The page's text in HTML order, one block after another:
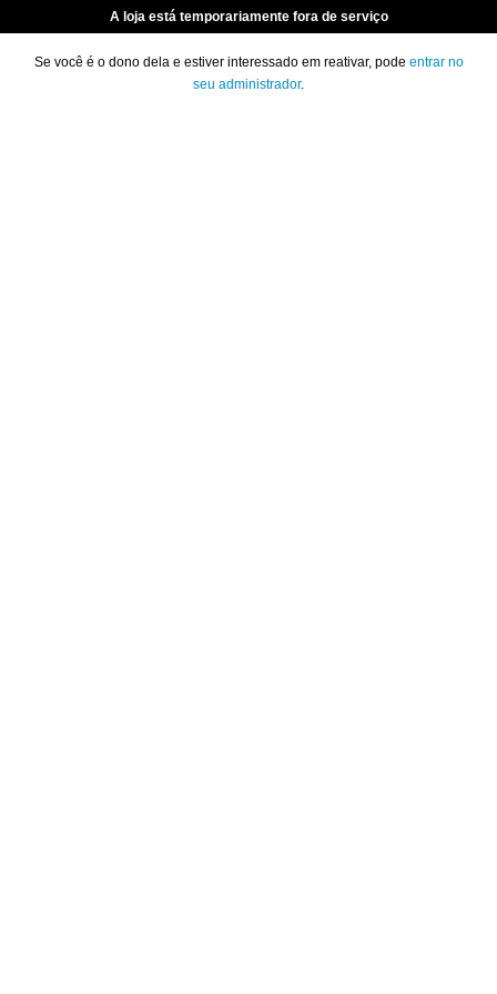
A loja está temporariamente fora de serviço
Se você é o dono dela e estiver interessado em reativar, pode entrar no
seu administrador.